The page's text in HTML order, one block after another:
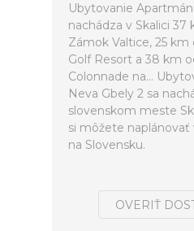
Ubytovanie
nachádza v Skalici
Zámok Valtice, 25
Golf Resort a 38 km
Colonnade na...
Neva Gbely 2 sa
slovenskom meste
si môžete naplánovať
na Slovensku.
OVERIŤ